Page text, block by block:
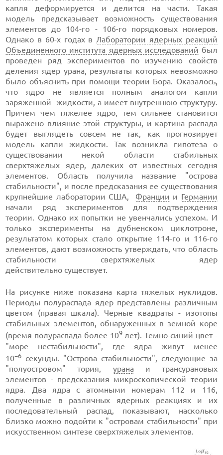
капля деформируется и делится на части. Такая
модель предсказывает возможность существования
элементов до 104-го - 106-го порядковых номеров.
Однако в 60-х годах в Лаборатории ядерных реакций
Объединенного института ядерных исследований был
проведен ряд экспериментов по изучению свойств
деления ядер урана, результаты которых невозможно
было объяснить при помощи теории Бора. Оказалось,
что ядро не является полным аналогом капли
заряженной жидкости, а имеет внутреннюю структуру.
Причем чем тяжелее ядро, тем сильнее становится
выражено влияние этой структуры, и картина распада
будет выглядеть совсем не так, как прогнозирует
модель капли жидкости. Так возникла гипотеза о
существовании некой области стабильных
сверхтяжелых ядер, далеких от известных сегодня
элементов. Область получила название "острова
стабильности", и после предсказания ее существования
крупнейшие лаборатории США, Франции и Германии
начали ряд экспериментов для подтверждения
теории. Однако их попытки не увенчались успехом. И
только эксперименты на дубненском циклотроне,
результатом которых стало открытие 114-го и 116-го
элементов, дают возможность утверждать, что область
стабильности сверхтяжелых ядер
действительно существует.
На рисунке ниже показана карта тяжелых нуклидов.
Периоды полураспада ядер представлены различным
цветом (правая шкала). Черные квадраты - изотопы
стабильных элементов, обнаруженных в земной коре
(время полураспада более 109лет). Темно-синий цвет -
"море нестабильности", где ядра живут менее
10−6 секунды. "Острова стабильности", следующие за
"полуостровом" тория, уранаи трансурановых
элементов - предсказания микроскопической теории
ядра. Два ядра с атомными номерам 112 и 116,
полученные в различных ядерных реакциях и их
последовательный распад, показывают, насколько
близко можно подойти к "островам стабильности" при
искусственном синтезе сверхтяжелых элементов.